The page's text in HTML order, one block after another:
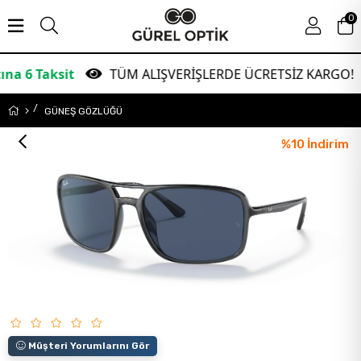
TÜM ALIŞVERİŞLERDE ÜCRETSİZ KARGO!
0
GÜNEŞ GÖZLÜĞÜ
%10 İndirim
Müşteri Yorumlarını Gör